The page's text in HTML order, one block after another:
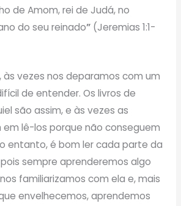
de Amom, rei de Judá, no
do seu reinado”(Jeremias 1:1-
às vezes nos deparamos com um
de entender. Os livros de
são assim, e às vezes as
lê-los porque não conseguem
entanto, é bom ler cada parte da
sempre aprenderemos algo
familiarizamos com ela e, mais
envelhecemos, aprendemos